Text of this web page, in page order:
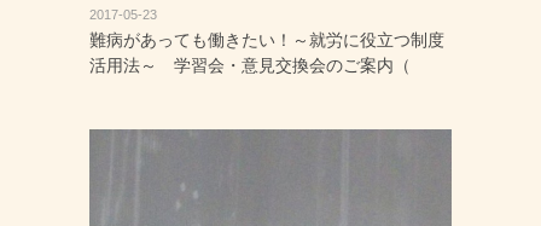
2017-05-23
難病があっても働きたい！～就労に役立つ制度
活用法～ 学習会・意見交換会のご案内（